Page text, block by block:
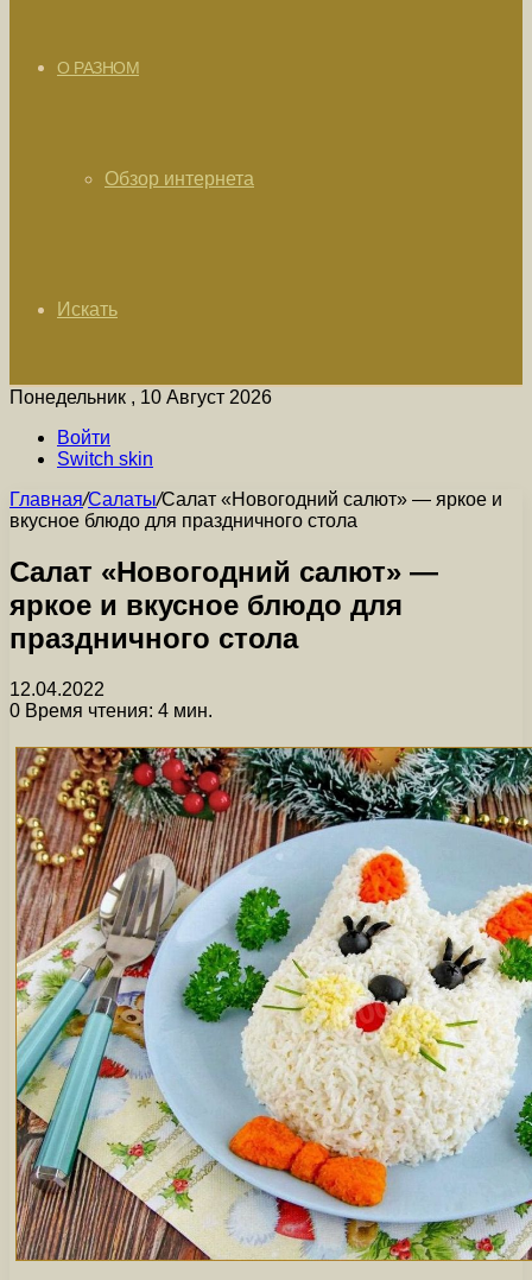
О РАЗНОМ
Обзор интернета
Искать
Понедельник , 10 Август 2026
Войти
Switch skin
Главная/Салаты/Салат «Новогодний салют» — яркое и
вкусное блюдо для праздничного стола
Салат «Новогодний салют» —
яркое и вкусное блюдо для
праздничного стола
12.04.2022
0 Время чтения: 4 мин.